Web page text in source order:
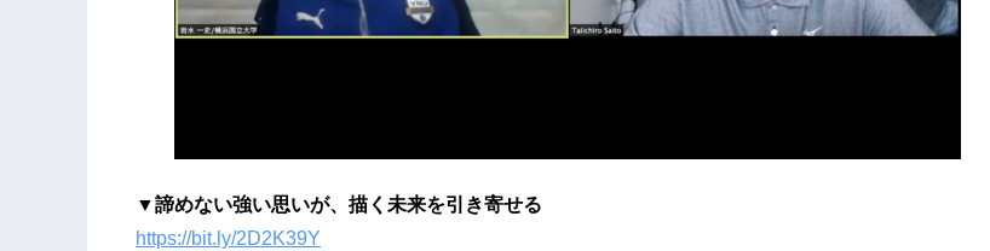
▼諦めない強い思いが、描く未来を引き寄せる
https://bit.ly/2D2K39Y